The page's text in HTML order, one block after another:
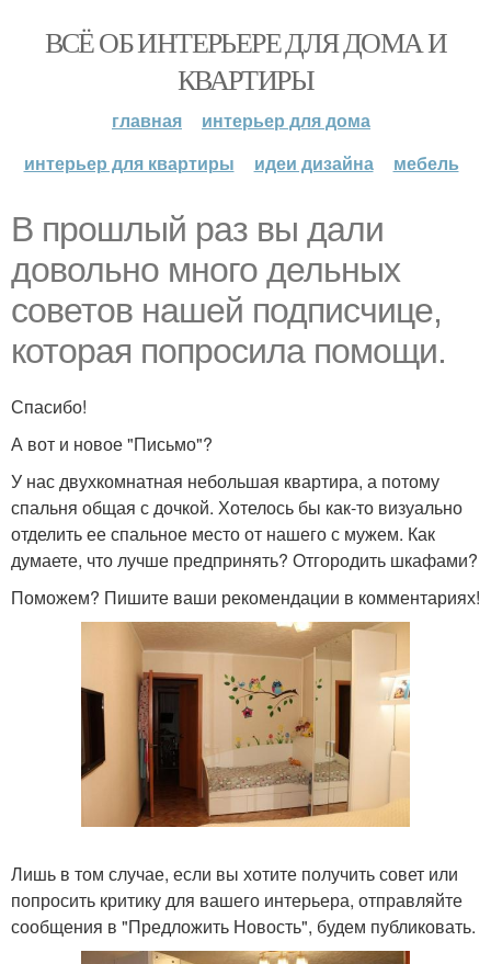
ВСЁ ОБ ИНТЕРЬЕРЕ ДЛЯ ДОМА И
КВАРТИРЫ
главная
интерьер для дома
интерьер для квартиры
идеи дизайна мебель
В прошлый раз вы дали
довольно много дельных
советов нашей подписчице,
которая попросила помощи.
Спасибо!
А вот и новое "Письмо"?
У нас двухкомнатная небольшая квартира, а потому
спальня общая с дочкой. Хотелось бы как-то визуально
отделить ее спальное место от нашего с мужем. Как
думаете, что лучше предпринять? Отгородить шкафами?
Поможем? Пишите ваши рекомендации в комментариях!
Лишь в том случае, если вы хотите получить совет или
попросить критику для вашего интерьера, отправляйте
сообщения в "Предложить Новость", будем публиковать.